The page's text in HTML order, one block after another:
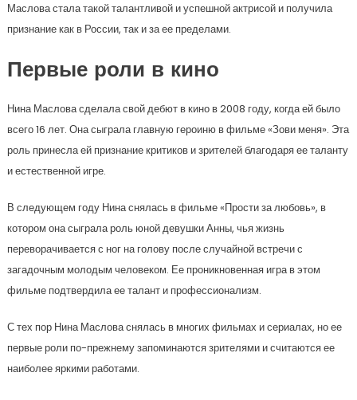
Маслова стала такой талантливой и успешной актрисой и получила
признание как в России, так и за ее пределами.
Первые роли в кино
Нина Маслова сделала свой дебют в кино в 2008 году, когда ей было
всего 16 лет. Она сыграла главную героиню в фильме «Зови меня». Эта
роль принесла ей признание критиков и зрителей благодаря ее таланту
и естественной игре.
В следующем году Нина снялась в фильме «Прости за любовь», в
котором она сыграла роль юной девушки Анны, чья жизнь
переворачивается с ног на голову после случайной встречи с
загадочным молодым человеком. Ее проникновенная игра в этом
фильме подтвердила ее талант и профессионализм.
С тех пор Нина Маслова снялась в многих фильмах и сериалах, но ее
первые роли по-прежнему запоминаются зрителями и считаются ее
наиболее яркими работами.